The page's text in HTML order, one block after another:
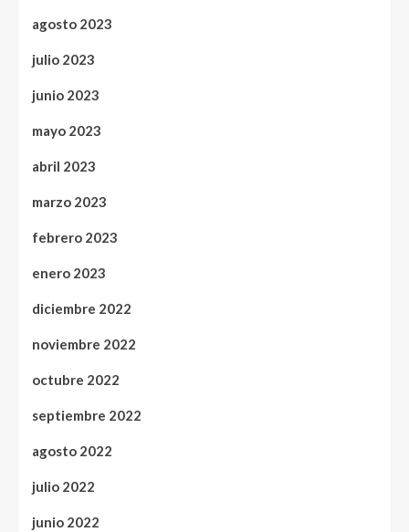
agosto 2023
julio 2023
junio 2023
mayo 2023
abril 2023
marzo 2023
febrero 2023
enero 2023
diciembre 2022
noviembre 2022
octubre 2022
septiembre 2022
agosto 2022
julio 2022
junio 2022